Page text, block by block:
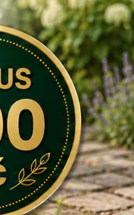
Získejte
zajistí
Pokud
na
3xAAA